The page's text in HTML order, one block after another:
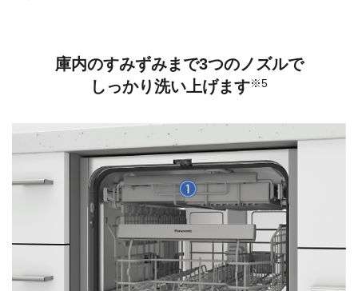
庫内のすみずみまで3つのノズルで
しっかり洗い上げます※5